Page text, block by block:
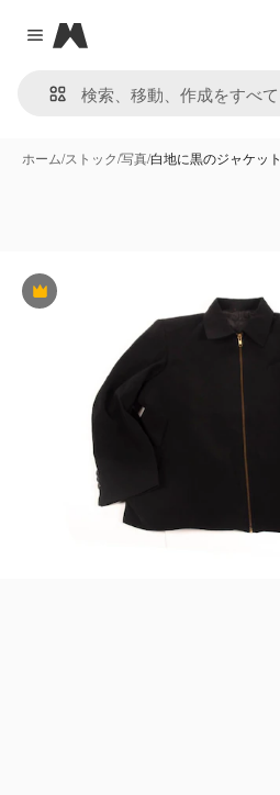
Close menu
Magnific
ホーム/ストック/写真/白地に黒のジャケット
Premium